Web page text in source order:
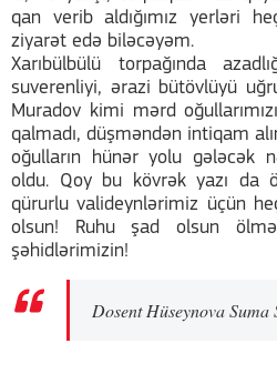
qan verib aldığımız yerləri
ziyarət edə biləcəyəm.
Xarıbülbülü torpağında
suverenliyi, ərazi bütövlüyü
Muradov kimi mərd
qalmadı, düşməndən intiqam
oğulların hünər yolu gələcək
oldu. Qoy bu kövrək yazı da
qürurlu valideynlərimiz üçün
olsun! Ruhu şad olsun
şəhidlərimizin!
Dosent Hüseynova Suma